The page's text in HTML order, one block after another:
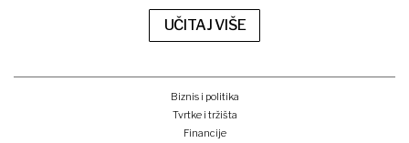
UČITAJ VIŠE
Biznis i politika
Tvrtke i tržišta
Financije